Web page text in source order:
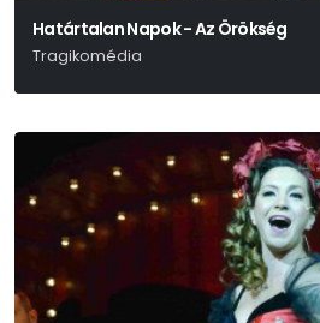
Határtalan Napok - Az Örökség
Tragikomédia